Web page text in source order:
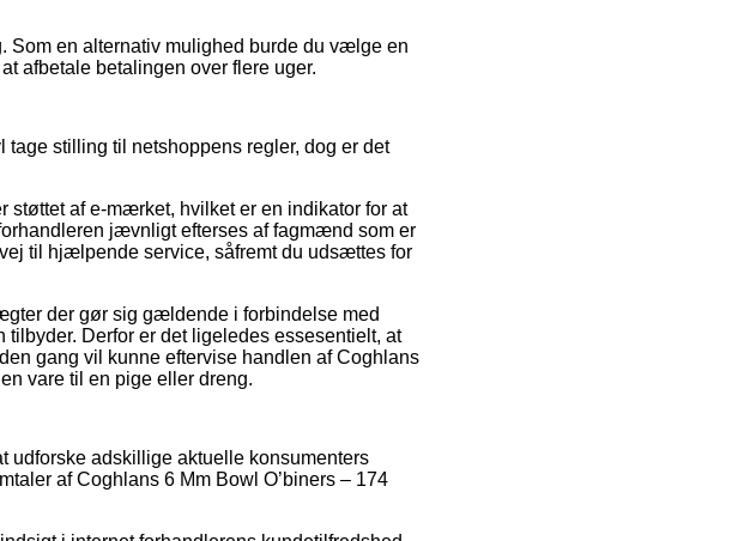
Som en alternativ mulighed burde du vælge en
afbetale betalingen over flere uger.
tage stilling til netshoppens regler, dog er det
af e-mærket, hvilket er en indikator for at
jævnligt efterses af fagmænd som er
til hjælpende service, såfremt du udsættes for
der gør sig gældende i forbindelse med
Derfor er det ligeledes essesentielt, at
gang vil kunne eftervise handlen af Coghlans
vare til en pige eller dreng.
udforske adskillige aktuelle konsumenters
af Coghlans 6 Mm Bowl O’biners – 174